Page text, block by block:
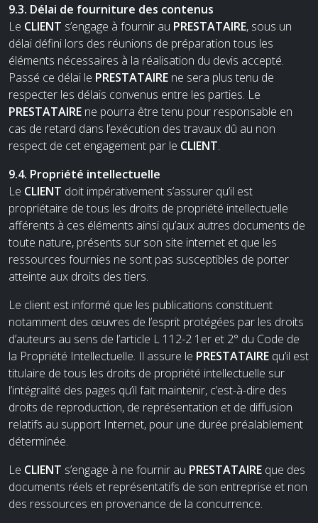
9.3. Délai de fourniture des contenus
Le CLIENT s’engage à fournir au PRESTATAIRE, sous un
délai défini lors des réunions de préparation tous les
éléments nécessaires à la réalisation du devis accepté.
Passé ce délai le PRESTATAIRE ne sera plus tenu de
respecter les délais convenus entre les parties. Le
PRESTATAIRE ne pourra être tenu pour responsable en
cas de retard dans l’exécution des travaux dû au non
respect de cet engagement par le CLIENT.
9.4. Propriété intellectuelle
Le CLIENT doit impérativement s’assurer qu’il est
propriétaire de tous les droits de propriété intellectuelle
afférents à ces éléments ainsi qu’aux autres documents de
toute nature, présents sur son site internet et que les
ressources fournies ne sont pas susceptibles de porter
atteinte aux droits des tiers.
Le client est informé que les publications constituent
notamment des œuvres de l’esprit protégées par les droits
d’auteurs au sens de l’article L 112-2 1er et 2° du Code de
la Propriété Intellectuelle. Il assure le PRESTATAIRE qu’il est
titulaire de tous les droits de propriété intellectuelle sur
l’intégralité des pages qu’il fait maintenir, c’est-à-dire des
droits de reproduction, de représentation et de diffusion
relatifs au support Internet, pour une durée préalablement
déterminée.
Le CLIENT s’engage à ne fournir au PRESTATAIRE que des
documents réels et représentatifs de son entreprise et non
des ressources en provenance de la concurrence.